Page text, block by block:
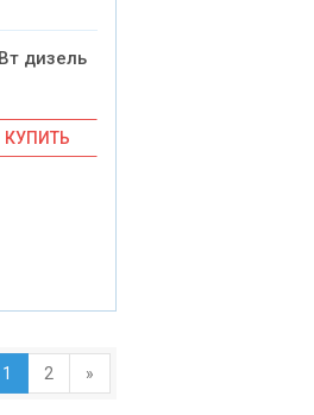
дизель
КУПИТЬ
1 2 »